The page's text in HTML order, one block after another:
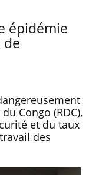
épidémie
de
Congo (RDC),
et du taux
des